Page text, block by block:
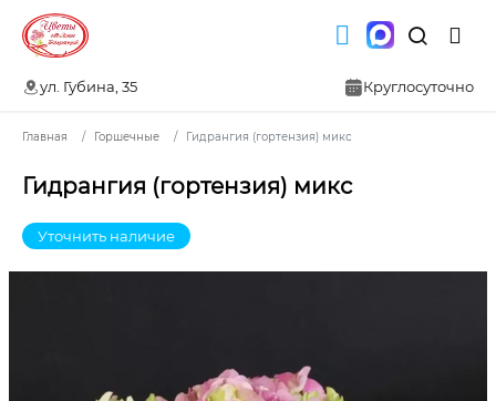
ул. Губина, 35 Круглосуточно
Главная Горшечные Гидрангия (гортензия) микс
Гидрангия (гортензия) микс
Уточнить наличие